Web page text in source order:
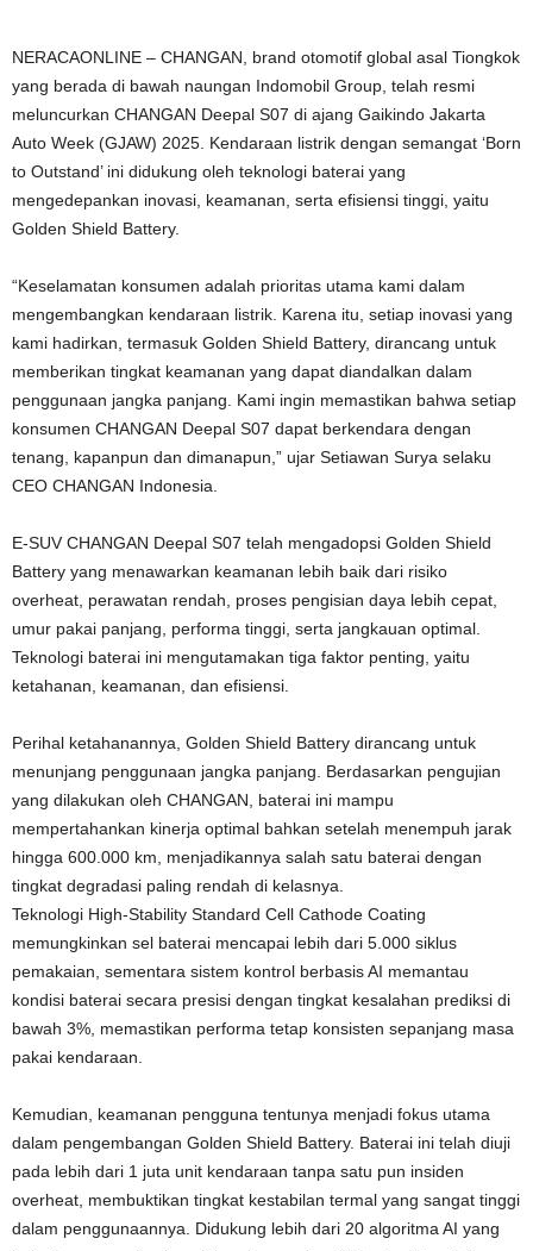
NERACAONLINE – CHANGAN, brand otomotif global asal Tiongkok
yang berada di bawah naungan Indomobil Group, telah resmi
meluncurkan CHANGAN Deepal S07 di ajang Gaikindo Jakarta
Auto Week (GJAW) 2025. Kendaraan listrik dengan semangat ‘Born
to Outstand’ ini didukung oleh teknologi baterai yang
mengedepankan inovasi, keamanan, serta efisiensi tinggi, yaitu
Golden Shield Battery.
“Keselamatan konsumen adalah prioritas utama kami dalam
mengembangkan kendaraan listrik. Karena itu, setiap inovasi yang
kami hadirkan, termasuk Golden Shield Battery, dirancang untuk
memberikan tingkat keamanan yang dapat diandalkan dalam
penggunaan jangka panjang. Kami ingin memastikan bahwa setiap
konsumen CHANGAN Deepal S07 dapat berkendara dengan
tenang, kapanpun dan dimanapun,” ujar Setiawan Surya selaku
CEO CHANGAN Indonesia.
E-SUV CHANGAN Deepal S07 telah mengadopsi Golden Shield
Battery yang menawarkan keamanan lebih baik dari risiko
overheat, perawatan rendah, proses pengisian daya lebih cepat,
umur pakai panjang, performa tinggi, serta jangkauan optimal.
Teknologi baterai ini mengutamakan tiga faktor penting, yaitu
ketahanan, keamanan, dan efisiensi.
Perihal ketahanannya, Golden Shield Battery dirancang untuk
menunjang penggunaan jangka panjang. Berdasarkan pengujian
yang dilakukan oleh CHANGAN, baterai ini mampu
mempertahankan kinerja optimal bahkan setelah menempuh jarak
hingga 600.000 km, menjadikannya salah satu baterai dengan
tingkat degradasi paling rendah di kelasnya.
Teknologi High-Stability Standard Cell Cathode Coating
memungkinkan sel baterai mencapai lebih dari 5.000 siklus
pemakaian, sementara sistem kontrol berbasis AI memantau
kondisi baterai secara presisi dengan tingkat kesalahan prediksi di
bawah 3%, memastikan performa tetap konsisten sepanjang masa
pakai kendaraan.
Kemudian, keamanan pengguna tentunya menjadi fokus utama
dalam pengembangan Golden Shield Battery. Baterai ini telah diuji
pada lebih dari 1 juta unit kendaraan tanpa satu pun insiden
overheat, membuktikan tingkat kestabilan termal yang sangat tinggi
dalam penggunaannya. Didukung lebih dari 20 algoritma AI yang